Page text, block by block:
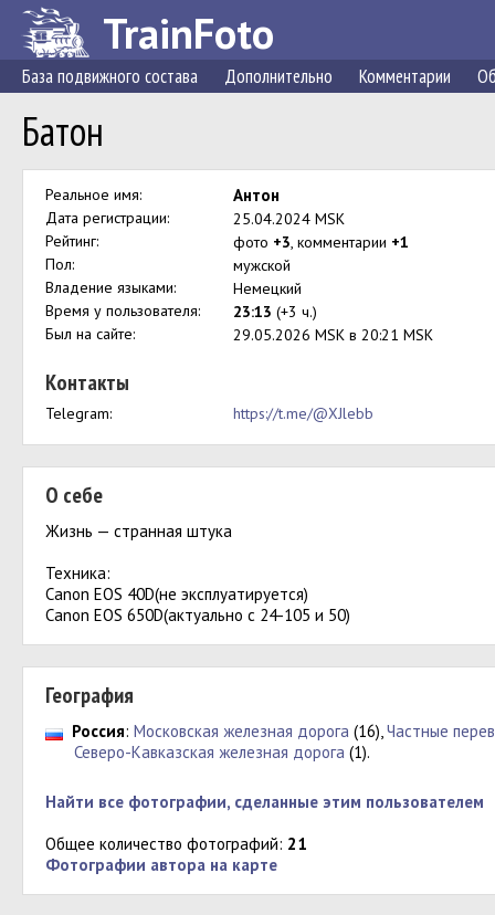
TrainFoto
База подвижного состава Дополнительно Комментарии
Батон
Реальное имя: Антон
Дата регистрации:
25.04.2024 MSK
Рейтинг:
фото +3, комментарии +1
Пол:
мужской
Владение языками:
Немецкий
Время у пользователя:
23:13 (+3 ч.)
Был на сайте:
29.05.2026 MSK в 20:21 MSK
Контакты
Telegram: https://t.me/@XJlebb
О себе
Жизнь — странная штука
Техника:
Canon EOS 40D(не эксплуатируется)
Canon EOS 650D(актуально с 24-105 и 50)
География
Россия: Московская железная дорога (16),Частные
Северо-Кавказская железная дорога (1).
Найти все фотографии, сделанные этим пользователем
Общее количество фотографий: 21
Фотографии автора на карте